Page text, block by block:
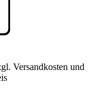
Versandkosten und